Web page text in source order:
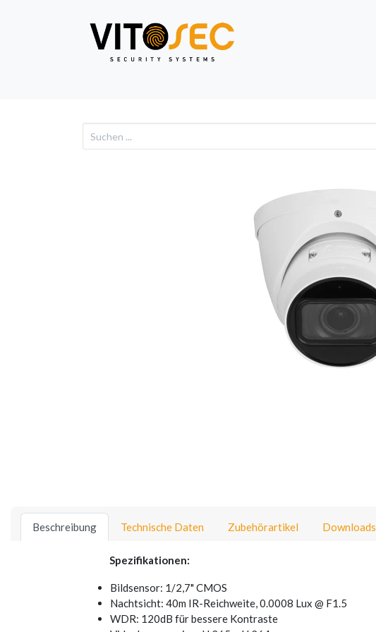
Video Alarm
Beschreibung Technische Daten Zubehörartikel Downloads
Spezifikationen:
Bildsensor: 1/2,7" CMOS
Nachtsicht: 40m IR-Reichweite, 0.0008 Lux @ F1.5
WDR: 120dB für bessere Kontraste